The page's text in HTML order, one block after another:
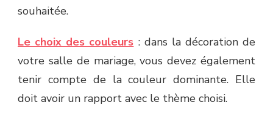
souhaitée.
Le choix des couleurs : dans la décoration de
votre salle de mariage, vous devez également
tenir compte de la couleur dominante. Elle
doit avoir un rapport avec le thème choisi.